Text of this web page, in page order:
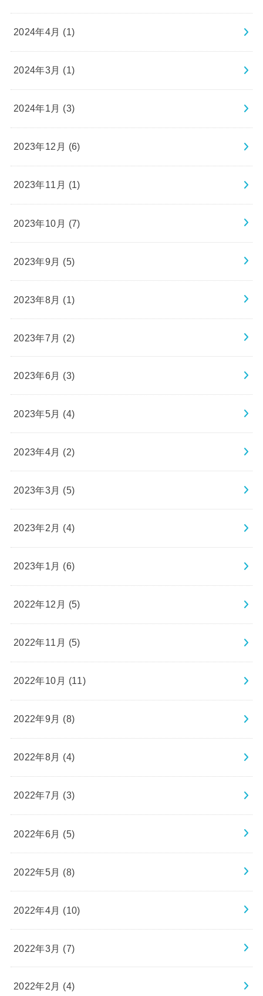
2024年4月 (1)
2024年3月 (1)
2024年1月 (3)
2023年12月 (6)
2023年11月 (1)
2023年10月 (7)
2023年9月 (5)
2023年8月 (1)
2023年7月 (2)
2023年6月 (3)
2023年5月 (4)
2023年4月 (2)
2023年3月 (5)
2023年2月 (4)
2023年1月 (6)
2022年12月 (5)
2022年11月 (5)
2022年10月 (11)
2022年9月 (8)
2022年8月 (4)
2022年7月 (3)
2022年6月 (5)
2022年5月 (8)
2022年4月 (10)
2022年3月 (7)
2022年2月 (4)